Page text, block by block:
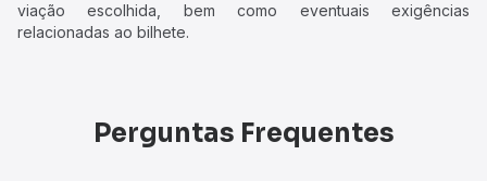
viação escolhida, bem como eventuais exigências
relacionadas ao bilhete.
Perguntas Frequentes